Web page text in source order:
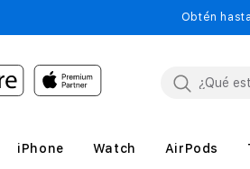
Obtén
iPhone Watch AirPods